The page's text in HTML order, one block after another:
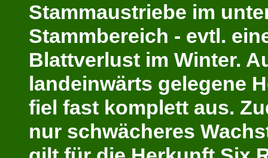
Stammaustriebe im
Stammbereich - evtl.
Blattverlust im Winter.
landeinwärts gelegene
fiel fast komplett aus.
nur schwächeres